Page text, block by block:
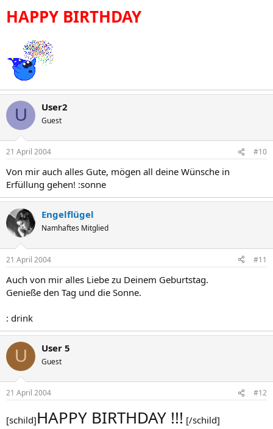
HAPPY BIRTHDAY
U User2
Guest
21 April 2004 #10
Von mir auch alles Gute, mögen all deine Wünsche in
Erfüllung gehen! :sonne
Engelflügel
Namhaftes Mitglied
21 April 2004 #11
Auch von mir alles Liebe zu Deinem Geburtstag.
Genieße den Tag und die Sonne.
: drink
U User 5
Guest
21 April 2004 #12
[schild]HAPPY BIRTHDAY !!! [/schild]